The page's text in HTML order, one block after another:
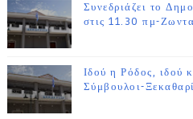
Συνεδριάζει το
στις 11.30 πμ-
Ιδού η Ρόδος, ιδού
Σύμβουλοι-